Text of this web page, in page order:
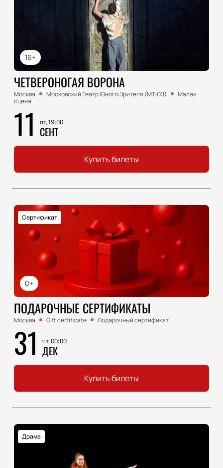
16+
ЧЕТВЕРОНОГАЯ ВОРОНА
Москва Московский Театр Юного Зрителя (МТЮЗ)
Малая
сцена
11 пт, 19:00
СЕНТ
Купить билеты
0+
Сертификат
ПОДАРОЧНЫЕ СЕРТИФИКАТЫ
Москва Gift certificate Подарочный сертификат
31 чт, 00:00
ДЕК
Купить билеты
Драма